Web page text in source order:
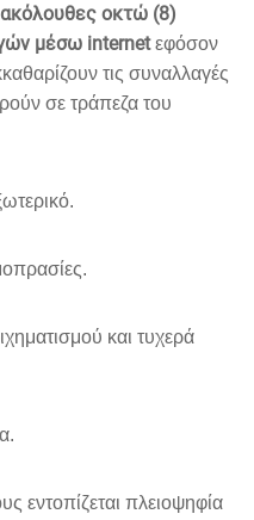
ακόλουθες οκτώ (8)
μέσω internetεφόσον
τις συναλλαγές
σε τράπεζα του
και τυχερά
εντοπίζεται πλειοψηφία